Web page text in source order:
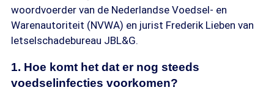
woordvoerder van de Nederlandse Voedsel- en
Warenautoriteit (NVWA) en jurist Frederik Lieben van
letselschadebureau JBL&G.
1. Hoe komt het dat er nog steeds
voedselinfecties voorkomen?